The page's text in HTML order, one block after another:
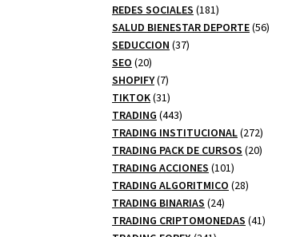
productos
REDES SOCIALES 181181
productos
SALUD BIENESTAR DEPORTE 5656
SEDUCCION 3737
SEO 2020
productos
SHOPIFY 77
productos
TIKTOK 3131
productos
TRADING 443443
productos
TRADING INSTITUCIONAL 272272
productos
TRADING PACK DE CURSOS 2020
TRADING ACCIONES 101101
productos
TRADING ALGORITMICO 2828
TRADING BINARIAS 2424
productos
TRADING CRIPTOMONEDAS 4141